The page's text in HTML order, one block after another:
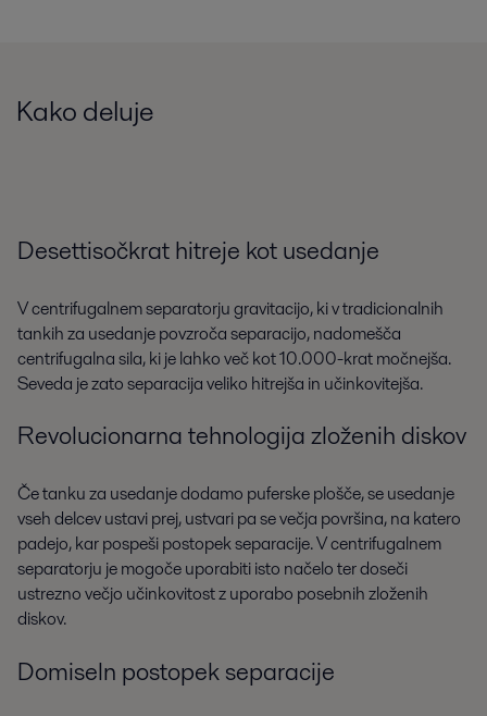
Kako deluje
Desettisočkrat hitreje kot usedanje
V centrifugalnem separatorju gravitacijo, ki v tradicionalnih
tankih za usedanje povzroča separacijo, nadomešča
centrifugalna sila, ki je lahko več kot 10.000-krat močnejša.
Seveda je zato separacija veliko hitrejša in učinkovitejša.
Revolucionarna tehnologija zloženih diskov
Če tanku za usedanje dodamo puferske plošče, se usedanje
vseh delcev ustavi prej, ustvari pa se večja površina, na katero
padejo, kar pospeši postopek separacije. V centrifugalnem
separatorju je mogoče uporabiti isto načelo ter doseči
ustrezno večjo učinkovitost z uporabo posebnih zloženih
diskov.
Domiseln postopek separacije